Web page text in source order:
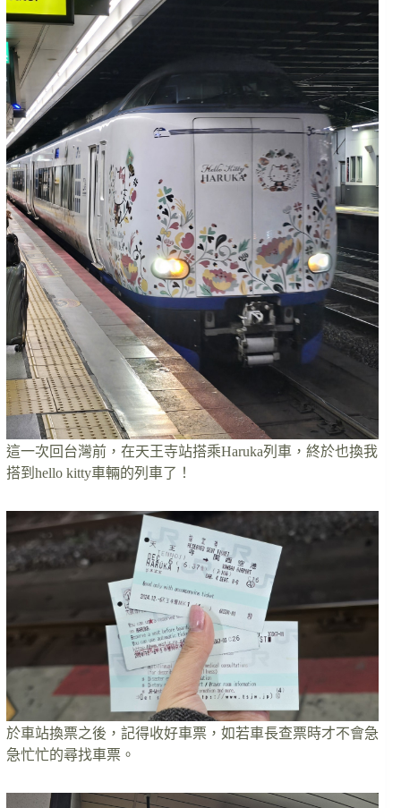
這一次回台灣前，在天王寺站搭乘Haruka列車，終於也換我
搭到hello kitty車輛的列車了！
於車站換票之後，記得收好車票，如若車長查票時才不會急
急忙忙的尋找車票。